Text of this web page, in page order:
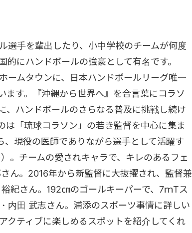
選手を輩出したり、小中学校のチームが何度
的にハンドボールの強豪として有名です。
ームタウンに、日本ハンドボールリーグ唯一
ます。『沖縄から世界へ』を合言葉にコラソ
、ハンドボールのさらなる普及に挑戦し続け
は「琉球コラソン」の若き監督を中心に集ま
、現役の医師でありながら選手として活躍す
。チームの愛されキャラで、キレのあるフェ
ん。2016年から新監督に大抜擢され、監督兼
紀さん。192㎝のゴールキーパーで、7ｍTス
内田 武志さん。浦添のスポーツ事情に詳しい
クティブに楽しめるスポットを紹介してくれ